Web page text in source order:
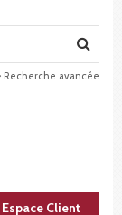
Recherche avancée
Espace Client